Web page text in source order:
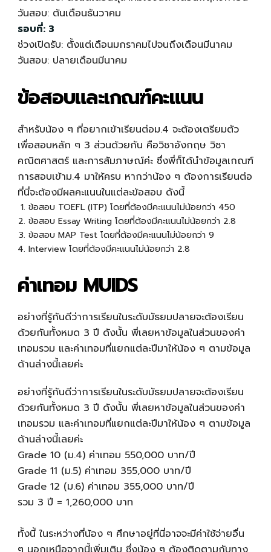
วันสอบ: ต้นเดือนธันวาคม
รอบที่: 3
ช่วงเปิดรับ: ตั้งแต่เดือนมกราคมไปจนถึงเดือนมีนาคม
วันสอบ: ปลายเดือนมีนาคม
ข้อสอบและเกณฑ์คะแนน
สำหรับน้อง ๆ ที่อยากเข้าเรียนต่อม.4 จะต้องเตรียมตัว
เพื่อสอบหลัก ๆ 3 ส่วนด้วยกัน คือวิชาอังกฤษ วิชา
คณิตศาสตร์ และการสัมภาษณ์ค่ะ ซึ่งพี่ก็ได้นำข้อมูลเกณฑ์
การสอบเข้าม.4 มาให้ครบ หากว่าน้อง ๆ ต้องการเรียนต่อ
ที่นี่จะต้องมีผลคะแนนในแต่ละข้อสอบ ดังนี้
ข้อสอบ TOEFL (ITP) โดยที่ต้องมีคะแนนไม่น้อยกว่า 450
ข้อสอบ Essay Writing โดยที่ต้องมีคะแนนไม่น้อยกว่า 2.8
ข้อสอบ MAP Test โดยที่ต้องมีคะแนนไม่น้อยกว่า 9
Interview โดยที่ต้องมีคะแนนไม่น้อยกว่า 2.8
ค่าเทอม MUIDS
อย่างที่รู้กันดีว่าการเรียนในระดับมัธยมปลายจะต้องเรียน
ด้วยกันทั้งหมด 3 ปี ดังนั้น พี่เลยหาข้อมูลในส่วนของค่า
เทอมรวม และค่าเทอมที่แยกแต่ละปีมาให้น้อง ๆ ตามข้อมูล
ด้านล่างนี้เลยค่ะ
อย่างที่รู้กันดีว่าการเรียนในระดับมัธยมปลายจะต้องเรียน
ด้วยกันทั้งหมด 3 ปี ดังนั้น พี่เลยหาข้อมูลในส่วนของค่า
เทอมรวม และค่าเทอมที่แยกแต่ละปีมาให้น้อง ๆ ตามข้อมูล
ด้านล่างนี้เลยค่ะ
Grade 10 (ม.4) ค่าเทอม 550,000 บาท/ปี
Grade 11 (ม.5) ค่าเทอม 355,000 บาท/ปี
Grade 12 (ม.6) ค่าเทอม 355,000 บาท/ปี
รวม 3 ปี = 1,260,000 บาท
ทั้งนี้ ในระหว่างที่น้อง ๆ ศึกษาอยู่ที่นี่อาจจะมีค่าใช้จ่ายอื่น